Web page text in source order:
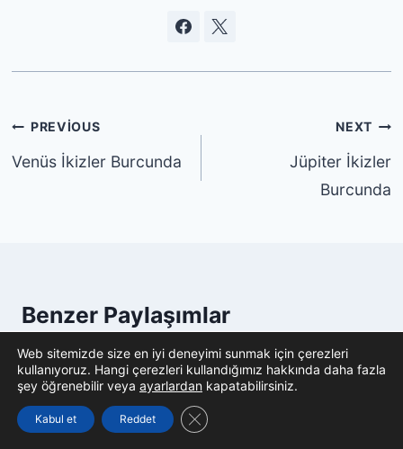
Yazı
gezinmesi
PREVIOUS
Venüs İkizler Burcunda
NEXT
Jüpiter İkizler
Burcunda
Benzer Paylaşımlar
Web sitemizde size en iyi deneyimi sunmak için çerezleri
kullanıyoruz. Hangi çerezleri kullandığımız hakkında daha fazla
şey öğrenebilir veya ayarlardan kapatabilirsiniz.
Kabul et Reddet GDPR çerez şeridini kapat